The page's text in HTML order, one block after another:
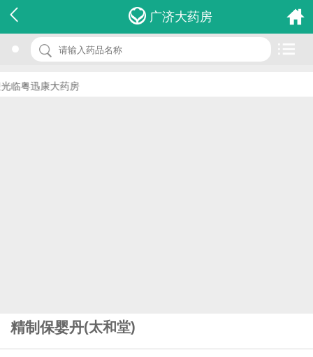
广济大药房
临粤迅康大药房
精制保婴丹(太和堂)
名 称：精制保婴丹
品 牌：(太和堂)